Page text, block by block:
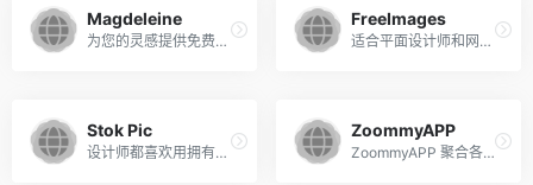
Magdeleine
为您的灵感提供免费的高品质照片。
FreeImages
适合平面设计师和网页设计师使用的免费图片素材
Stok Pic
设计师都喜欢用拥有CC0授权的免费图片做素材
ZoommyAPP
ZoommyAPP 聚合各大免费高清图库的APP